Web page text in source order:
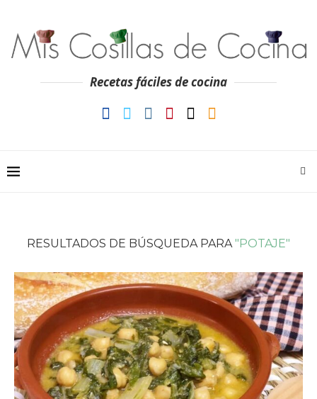
Recetas fáciles de cocina
RESULTADOS DE BÚSQUEDA PARA "POTAJE"